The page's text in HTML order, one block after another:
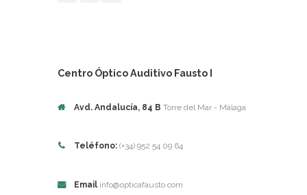
Centro Óptico Auditivo Fausto I
Avd. Andalucía, 84 B Torre del Mar - Málaga
Teléfono: (+34) 952 54 09 64
Email info@opticafausto.com